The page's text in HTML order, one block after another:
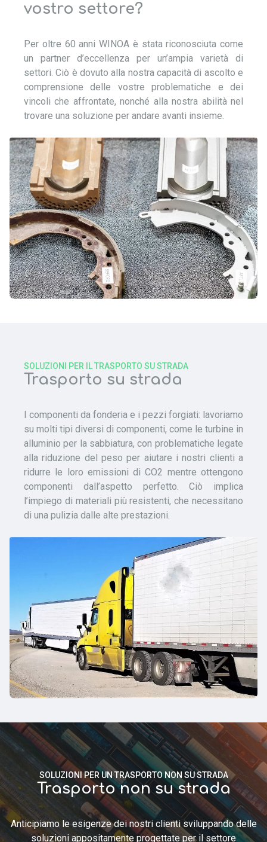
vostro settore?
Per oltre 60 anni WINOA è stata riconosciuta come
un partner d’eccellenza per un’ampia varietà di
settori. Ciò è dovuto alla nostra capacità di ascolto e
comprensione delle vostre problematiche e dei
vincoli che affrontate, nonché alla nostra abilità nel
trovare una soluzione per andare avanti insieme.
Trasporto su strada
SOLUZIONI PER IL TRASPORTO SU STRADA
I componenti da fonderia e i pezzi forgiati: lavoriamo
su molti tipi diversi di componenti, come le turbine in
alluminio per la sabbiatura, con problematiche legate
alla riduzione del peso per aiutare i nostri clienti a
ridurre le loro emissioni di CO2 mentre ottengono
componenti dall’aspetto perfetto. Ciò implica
l’impiego di materiali più resistenti, che necessitano
di una pulizia dalle alte prestazioni.
Trasporto non su strada
SOLUZIONI PER UN TRASPORTO NON SU STRADA
Anticipiamo le esigenze dei nostri clienti sviluppando delle
soluzioni appositamente progettate per il settore